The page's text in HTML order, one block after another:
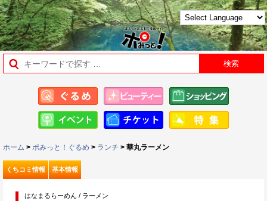
ホーム > ポみっと！ぐるめ > ランチ > 華丸ラーメン
くちコミ情報 基本情報
はなまるらーめん / ラーメン